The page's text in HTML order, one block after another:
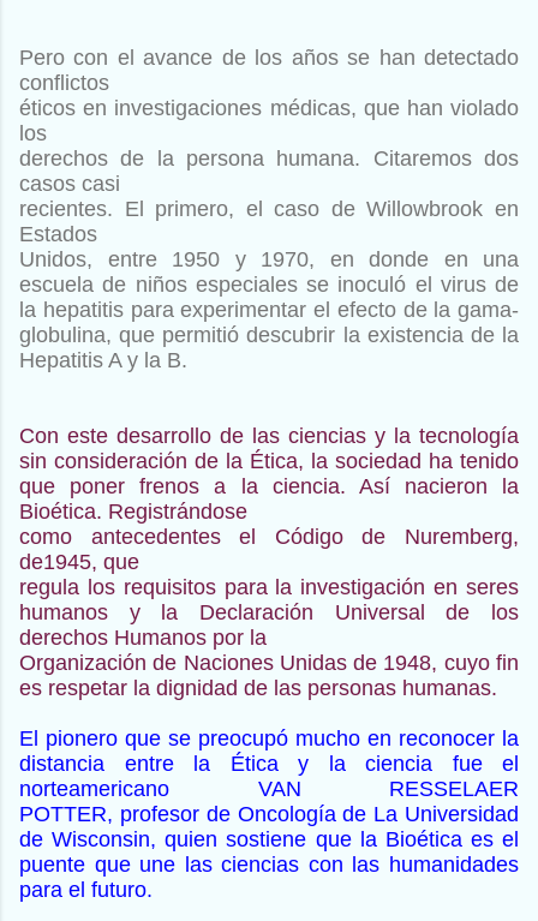
Pero con el avance de los años se han detectado
conflictos
éticos en investigaciones médicas, que han violado
los
derechos de la persona humana. Citaremos dos
casos casi
recientes. El primero, el caso de Willowbrook en
Estados
Unidos, entre 1950 y 1970, en donde en una
escuela de niños especiales se inoculó el virus de
la hepatitis para experimentar el efecto de la gama-
globulina, que permitió descubrir la existencia de la
Hepatitis A y la B.
Con este desarrollo de las ciencias y la tecnología
sin consideración de la Ética, la sociedad ha tenido
que ponerfrenos a la ciencia. Así nacieron la
Bioética. Registrándose
como antecedentes el Código de Nuremberg,
de1945, que
regula los requisitos para la investigación en seres
humanos y la Declaración Universal de los
derechos Humanos por la
Organización de Naciones Unidas de 1948, cuyo fin
es respetar la dignidad de las personas humanas.
El pionero que se preocupó mucho en reconocer la
distancia entre la Ética y la ciencia fue el
norteamericano VAN RESSELAER
POTTER, profesor de Oncología de La Universidad
de Wisconsin, quiensostiene que la Bioética es el
puente que une las ciencias con las humanidades
para el futuro.